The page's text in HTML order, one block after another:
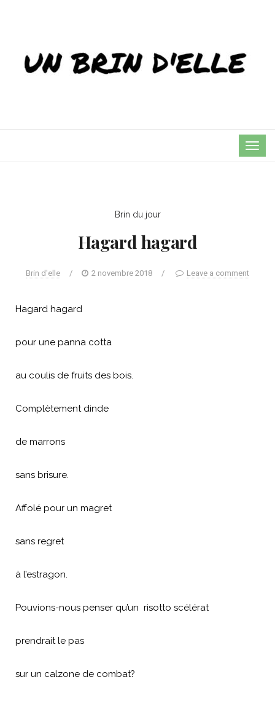
Brin du jour
Hagard hagard
Brin d'elle / 2 novembre 2018 / Leave a comment
Hagard hagard
pour une panna cotta
au coulis de fruits des bois.
Complètement dinde
de marrons
sans brisure.
Affolé pour un magret
sans regret
à l’estragon.
Pouvions-nous penser qu’un risotto scélérat
prendrait le pas
sur un calzone de combat?